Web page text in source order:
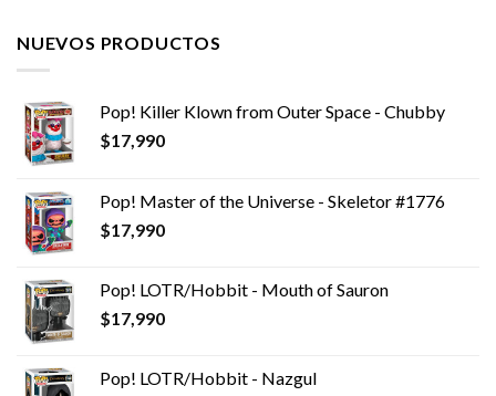
NUEVOS PRODUCTOS
Pop! Killer Klown from Outer Space - Chubby
$17,990
Pop! Master of the Universe - Skeletor #1776
$17,990
Pop! LOTR/Hobbit - Mouth of Sauron
$17,990
Pop! LOTR/Hobbit - Nazgul